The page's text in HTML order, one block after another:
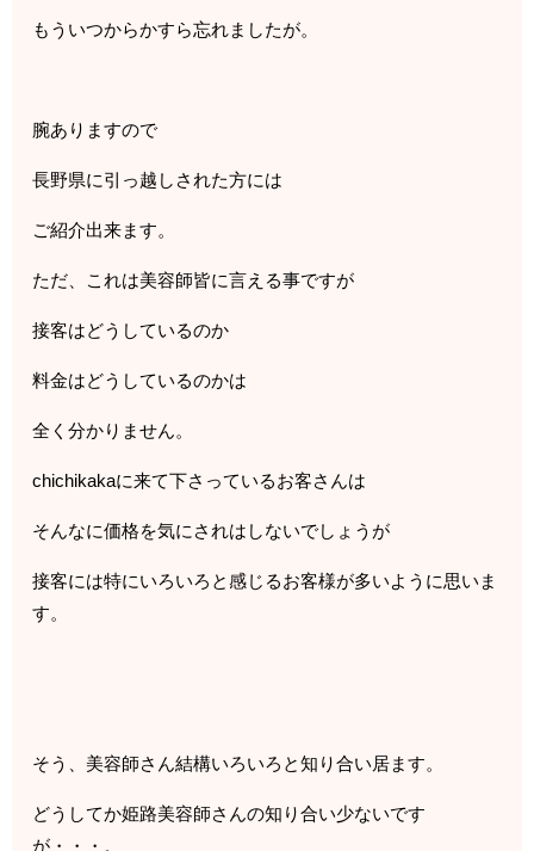
もういつからかすら忘れましたが。
腕ありますので
長野県に引っ越しされた方には
ご紹介出来ます。
ただ、これは美容師皆に言える事ですが
接客はどうしているのか
料金はどうしているのかは
全く分かりません。
chichikakaに来て下さっているお客さんは
そんなに価格を気にされはしないでしょうが
接客には特にいろいろと感じるお客様が多いように思いま
す。
そう、美容師さん結構いろいろと知り合い居ます。
どうしてか姫路美容師さんの知り合い少ないです
が・・・。